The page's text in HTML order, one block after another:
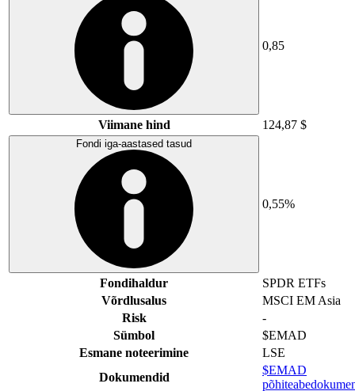
0,85
Viimane hind 124,87 $
Fondi iga-aastased tasud
0,55%
Fondihaldur
SPDR ETFs
Võrdlusalus
MSCI EM Asia
Risk
-
Sümbol
$EMAD
Esmane noteerimine
LSE
Dokumendid
$EMAD